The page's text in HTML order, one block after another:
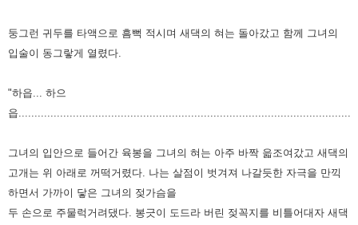
둥그런 귀두를 타액으로 흠뻑 적시며 새댁의 혀는 돌아갔고 함께 그녀의
입술이 동그랗게 열렸다.
"하읍... 하으
읍
그녀의 입안으로 들어간 육봉을 그녀의 혀는 아주 바짝 읇조여갔고 새댁의
고개는 위 아래로 꺼떡거렸다. 나는 살점이 벗겨져 나갈듯한 자극을 만끽
하면서 가까이 닿은 그녀의 젖가슴을
두 손으로 주물럭거려댔다. 봉긋이 도드라 버린 젖꼭지를 비틀어대자 새댁